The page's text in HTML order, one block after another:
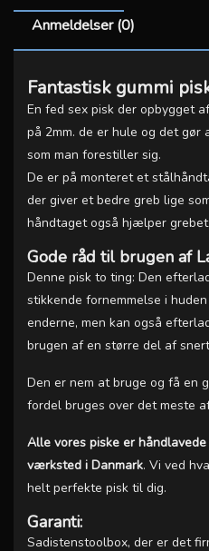
Anmeldelser (0)
Fantastisk gummi
En fed sex pisk der opbygget
på 2mm. de er hule og det gør
som man forestiller sig.
De er på monteret et
der giver et bedre greb lige
håndtaget også hjælper grebet
Gode råd til brugen af
Denne pisk to ting: Den
stikkende fornemmelse i
enderne, men kan også
brugen af en større del af
Den er nem at bruge og få en
fordel bruges over det meste
Alle vores piske er
værksted i Danmark. Vi ved
helt perfekte pisk til dig.
Garanti:
Sadistenstoolbox, der er det